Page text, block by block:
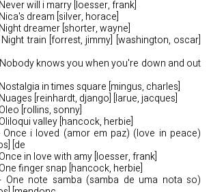
will i marry [loesser, frank]
dream [silver, horace]
dreamer [shorter, wayne]
Night train [forrest, jimmy] [washington, oscar]
Nobody knows you when you're down and out
in times square [mingus, charles]
[reinhardt, django] [larue, jacques]
[rollins, sonny]
valley [hancock, herbie]
- Once i loved (amor em paz) (love in peace)
[de
in love with amy [loesser, frank]
finger snap [hancock, herbie]
- One note samba (samba de uma nota so)